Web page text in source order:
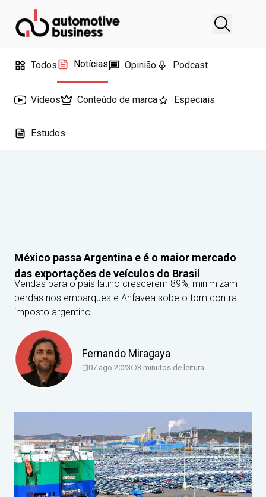
Todos Notícias Opinião Podcast
Vídeos Conteúdo de marca Especiais
Estudos
México passa Argentina e é o maior mercado
das exportações de veículos do Brasil
Vendas para o país latino crescerem 89%, minimizam
perdas nos embarques e Anfavea sobe o tom contra
imposto argentino
Fernando Miragaya
07 ago 2023 3 minutos de leitura